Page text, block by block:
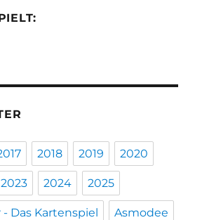
2018 2019 2020
2023 2024 2025
Das Kartenspiel Asmodee